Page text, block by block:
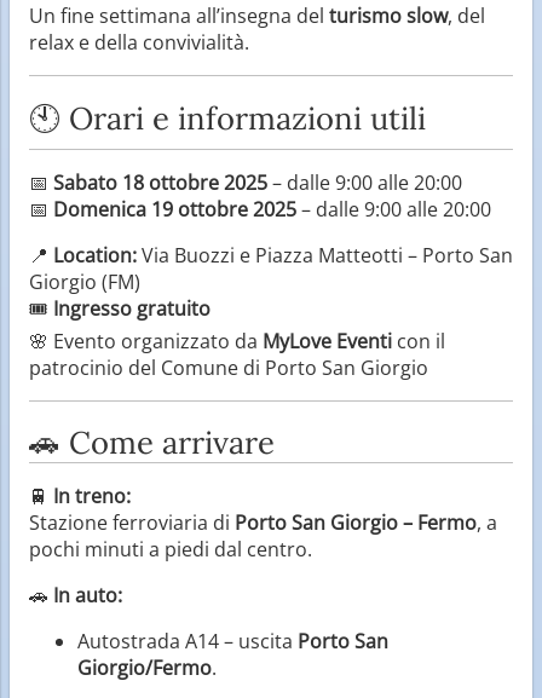
Un fine settimana all’insegna del turismo slow, del
relax e della convivialità.
🕙 Orari e informazioni utili
📅 Sabato 18 ottobre 2025– dalle 9:00 alle 20:00
📅 Domenica 19 ottobre 2025– dalle 9:00 alle 20:00
📍 Location:Via Buozzi e Piazza Matteotti – Porto San
Giorgio (FM)
🎟️ Ingresso gratuito
🌸 Evento organizzato da MyLove Eventi con il
patrocinio del Comune di Porto San Giorgio
🚗 Come arrivare
🚆 In treno:
Stazione ferroviaria di Porto San Giorgio – Fermo, a
pochi minuti a piedi dal centro.
🚗 In auto:
Autostrada A14 – uscita Porto San
Giorgio/Fermo.